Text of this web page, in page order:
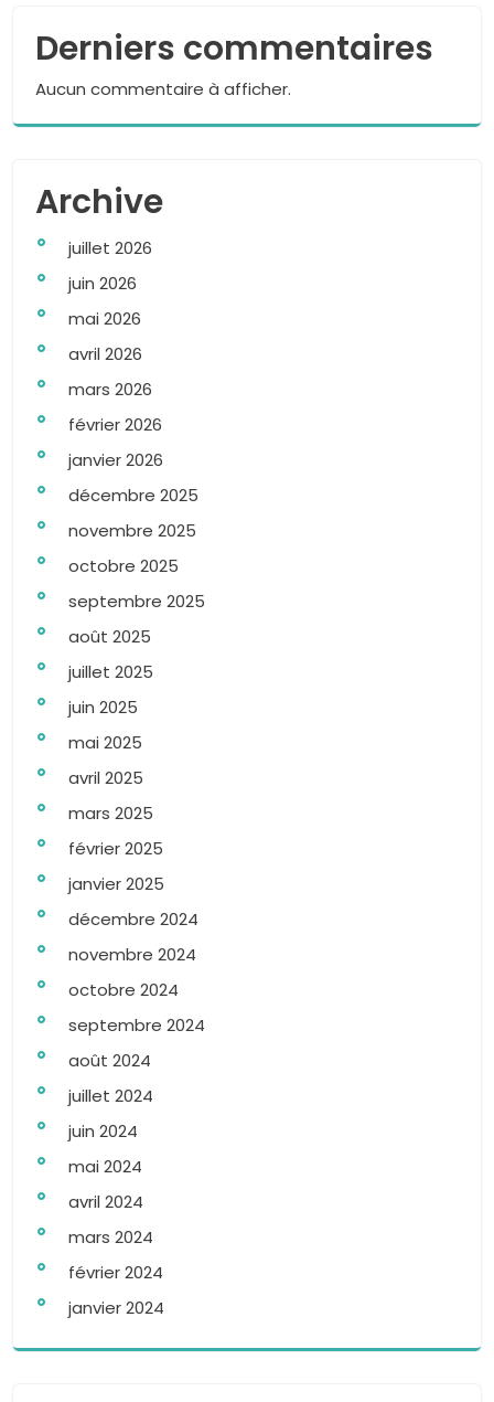
Derniers commentaires
Aucun commentaire à afficher.
Archive
juillet 2026
juin 2026
mai 2026
avril 2026
mars 2026
février 2026
janvier 2026
décembre 2025
novembre 2025
octobre 2025
septembre 2025
août 2025
juillet 2025
juin 2025
mai 2025
avril 2025
mars 2025
février 2025
janvier 2025
décembre 2024
novembre 2024
octobre 2024
septembre 2024
août 2024
juillet 2024
juin 2024
mai 2024
avril 2024
mars 2024
février 2024
janvier 2024